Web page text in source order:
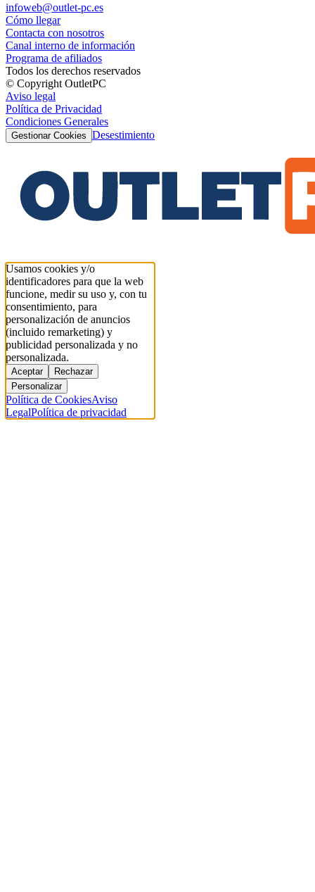
infoweb@outlet-pc.es
Cómo llegar
Contacta con nosotros
Canal interno de información
Programa de afiliados
Todos los derechos reservados
© Copyright OutletPC
Aviso legal
Política de Privacidad
Condiciones Generales
Gestionar Cookies Desestimiento
Usamos cookies y/o
identificadores para que la web
funcione, medir su uso y, con tu
consentimiento, para
personalización de anuncios
(incluido remarketing) y
publicidad personalizada y no
personalizada.
Aceptar
Rechazar
Personalizar
Política de CookiesAviso
LegalPolítica de privacidad